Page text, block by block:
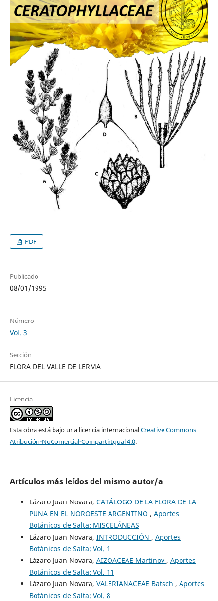
PDF
Publicado
08/01/1995
Número
Vol. 3
Sección
FLORA DEL VALLE DE LERMA
Licencia
Esta obra está bajo una licencia internacionalCreative Commons
Atribución-NoComercial-CompartirIgual 4.0.
Artículos más leídos del mismo autor/a
Lázaro Juan Novara, CATÁLOGO DE LA FLORA DE LA
PUNA EN EL NOROESTE ARGENTINO , Aportes
Botánicos de Salta: MISCELÁNEAS
Lázaro Juan Novara, INTRODUCCIÓN , Aportes
Botánicos de Salta: Vol. 1
Lázaro Juan Novara, AIZOACEAE Martinov , Aportes
Botánicos de Salta: Vol. 11
Lázaro Juan Novara, VALERIANACEAE Batsch , Aportes
Botánicos de Salta: Vol. 8